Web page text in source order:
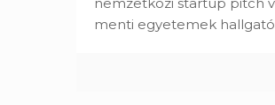
nemzetközi startup pitch
menti egyetemek